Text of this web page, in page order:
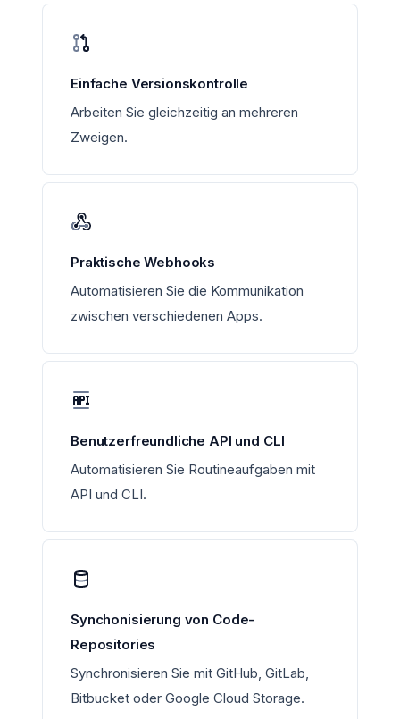
Einfache Versionskontrolle
Arbeiten Sie gleichzeitig an mehreren
Zweigen.
Praktische Webhooks
Automatisieren Sie die Kommunikation
zwischen verschiedenen Apps.
Benutzerfreundliche API und CLI
Automatisieren Sie Routineaufgaben mit
API und CLI.
Synchonisierung von Code-
Repositories
Synchronisieren Sie mit GitHub, GitLab,
Bitbucket oder Google Cloud Storage.